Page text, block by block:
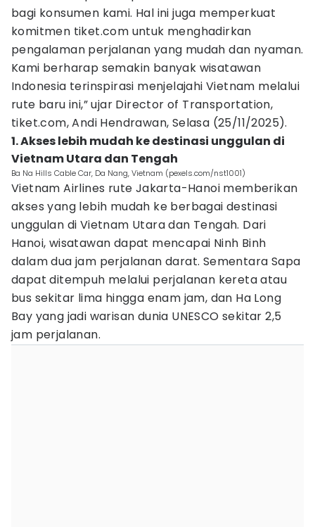
bagi konsumen kami. Hal ini juga memperkuat
komitmen tiket.com untuk menghadirkan
pengalaman perjalanan yang mudah dan nyaman.
Kami berharap semakin banyak wisatawan
Indonesia terinspirasi menjelajahi Vietnam melalui
rute baru ini,” ujar Director of Transportation,
tiket.com, Andi Hendrawan, Selasa (25/11/2025).
1. Akses lebih mudah ke destinasi unggulan di
Vietnam Utara dan Tengah
Ba Na Hills Cable Car, Da Nang, Vietnam (pexels.com/nst1001)
Vietnam Airlines rute Jakarta-Hanoi memberikan
akses yang lebih mudah ke berbagai destinasi
unggulan di Vietnam Utara dan Tengah. Dari
Hanoi, wisatawan dapat mencapai Ninh Binh
dalam dua jam perjalanan darat. Sementara Sapa
dapat ditempuh melalui perjalanan kereta atau
bus sekitar lima hingga enam jam, dan Ha Long
Bay yang jadi warisan dunia UNESCO sekitar 2,5
jam perjalanan.